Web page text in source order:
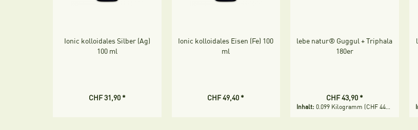
Ionic kolloidales Silber (Ag)
100 ml
CHF 31,90 *
Ionic kolloidales Eisen (Fe) 100
ml
CHF 49,40 *
lebe natur® Guggul + Triphala
180er
CHF 43,90 *
Inhalt:0.099 Kilogramm (CHF 443,43 * / 1 Kilogramm)